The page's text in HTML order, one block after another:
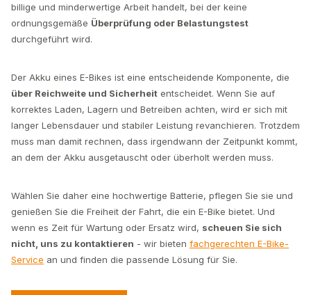
billige und minderwertige Arbeit handelt, bei der keine
ordnungsgemäße Überprüfung oder Belastungstest
durchgeführt wird.
Der Akku eines E-Bikes ist eine entscheidende Komponente, die
über Reichweite und Sicherheit entscheidet. Wenn Sie auf
korrektes Laden, Lagern und Betreiben achten, wird er sich mit
langer Lebensdauer und stabiler Leistung revanchieren. Trotzdem
muss man damit rechnen, dass irgendwann der Zeitpunkt kommt,
an dem der Akku ausgetauscht oder überholt werden muss.
Wählen Sie daher eine hochwertige Batterie, pflegen Sie sie und
genießen Sie die Freiheit der Fahrt, die ein E-Bike bietet. Und
wenn es Zeit für Wartung oder Ersatz wird, scheuen Sie sich
nicht, uns zu kontaktieren - wir bieten fachgerechten E-Bike-
Service an und finden die passende Lösung für Sie.